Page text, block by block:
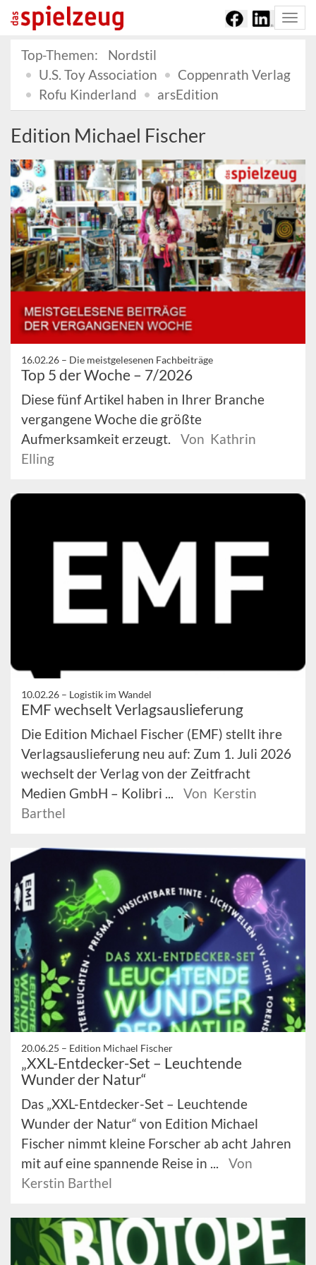
Top-Themen:
Nordstil
U.S. Toy Association
Coppenrath Verlag
Rofu Kinderland
arsEdition
Edition Michael Fischer
16.02.26 – Die meistgelesenen Fachbeiträge
Top 5 der Woche – 7/2026
Diese fünf Artikel haben in Ihrer Branche
vergangene Woche die größte
Aufmerksamkeit erzeugt.
Von Kathrin
Elling
10.02.26 – Logistik im Wandel
EMF wechselt Verlagsauslieferung
Die Edition Michael Fischer (EMF) stellt ihre
Verlagsauslieferung neu auf: Zum 1. Juli 2026
wechselt der Verlag von der Zeitfracht
Medien GmbH – Kolibri ...
Von Kerstin
Barthel
20.06.25 – Edition Michael Fischer
„XXL-Entdecker-Set – Leuchtende
Wunder der Natur“
Das „XXL-Entdecker-Set – Leuchtende
Wunder der Natur“ von Edition Michael
Fischer nimmt kleine Forscher ab acht Jahren
mit auf eine spannende Reise in ...
Von
Kerstin Barthel